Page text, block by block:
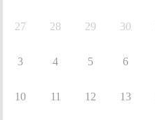
27 28 29 30
3 4 5 6
10 11 12 13